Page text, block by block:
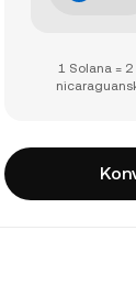
1 Solana =